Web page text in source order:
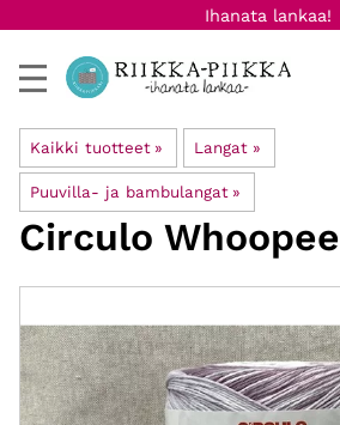
Ihanata lankaa!
Kaikki tuotteet ‪» Langat ‪»
Puuvilla- ja bambulangat ‪»
Circulo Whoopee